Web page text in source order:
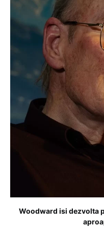
Woodward isi dezvolta